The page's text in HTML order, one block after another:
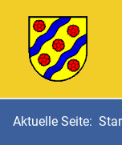
Aktuelle Seite: